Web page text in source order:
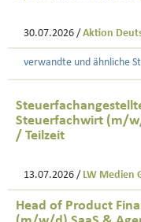
30.07.2026 / Aktion
verwandte und ähnliche
Steuerfachwirt (m/
/ Teilzeit
13.07.2026 / LW Medien
Head of Product